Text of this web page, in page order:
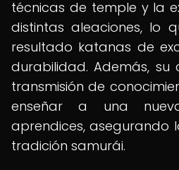
técnicas de temple y la
distintas aleaciones, lo
resultado katanas de
durabilidad. Además, su
transmisión de
enseñar a una
aprendices, asegurando
tradición samurái.